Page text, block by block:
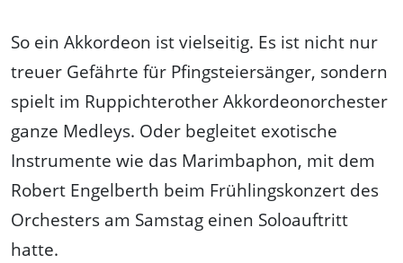
So ein Akkordeon ist vielseitig. Es ist nicht nur
treuer Gefährte für Pfingsteiersänger, sondern
spielt im Ruppichterother Akkordeonorchester
ganze Medleys. Oder begleitet exotische
Instrumente wie das Marimbaphon, mit dem
Robert Engelberth beim Frühlingskonzert des
Orchesters am Samstag einen Soloauftritt
hatte.